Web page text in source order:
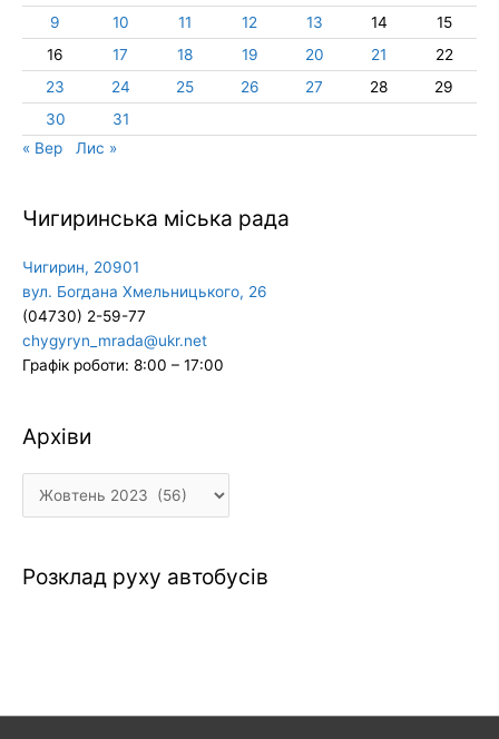
9
10 11 12 13 14
15
16
17 18 19 20 21
22
23
24 25 26 27 28
29
30
31
« Вер
Лис »
Чигиринська міська рада
Чигирин, 20901
вул. Богдана Хмельницького, 26
(04730) 2-59-77
chygyryn_mrada@ukr.net
Графік роботи: 8:00 – 17:00
Архіви
Архіви
Розклад руху автобусів